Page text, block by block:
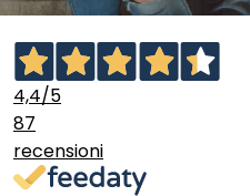
4,4/5
87
recensioni